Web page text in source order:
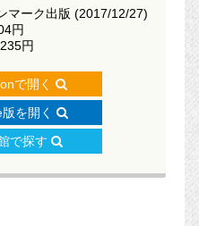
マーク出版 (2017/12/27)
円
円
で開く
を開く
で探す